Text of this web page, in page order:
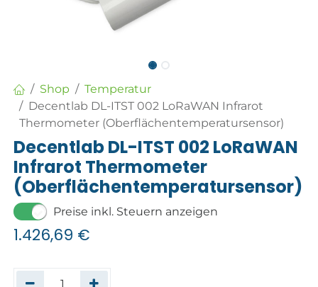
Shop
Temperatur
Decentlab DL-ITST 002 LoRaWAN Infrarot
Thermometer (Oberflächentemperatursensor)
Decentlab DL-ITST 002 LoRaWAN
Infrarot Thermometer
(Oberflächentemperatursensor)
Preise inkl. Steuern anzeigen
1.426,69 €